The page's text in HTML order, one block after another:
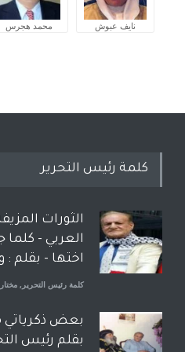
نايف عبوش محمد هجرس
كلمة رئيس التحرير
الثورات
العربي -
اختها - بقلم :
كلمة رئيس التحرير ,
بعض ذكرياتي
بقلم رئيس